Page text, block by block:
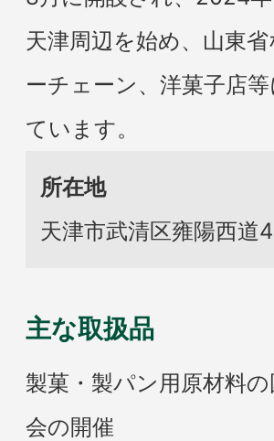
天津周辺を始め、山東
ーチェーン、洋菓子店
ています。
所在地
天津市武清区雍陽西道
主な取扱品
製菓・製パン用原材料
会の開催